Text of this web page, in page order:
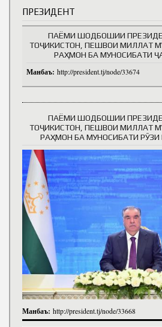
ПРЕЗИДЕНТ
ПАЁМИ ШОДБОШИИ
ТОҶИКИСТОН, ПЕШВОИ МИЛЛАТ
РАҲМОН БА МУНОСИБАТИ
Манбаъ: http://president.tj/node/33674
ПАЁМИ ШОДБОШИИ
ТОҶИКИСТОН, ПЕШВОИ МИЛЛАТ
РАҲМОН БА МУНОСИБАТИ
Манбаъ: http://president.tj/node/33668